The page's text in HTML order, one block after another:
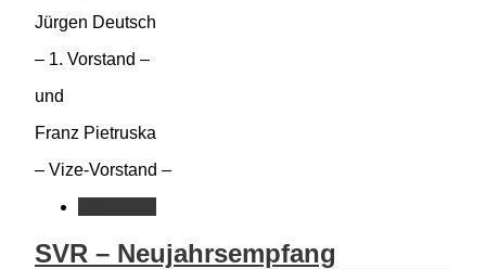
Jürgen Deutsch
– 1. Vorstand –
und
Franz Pietruska
– Vize-Vorstand –
SVR – Neujahrsempfang